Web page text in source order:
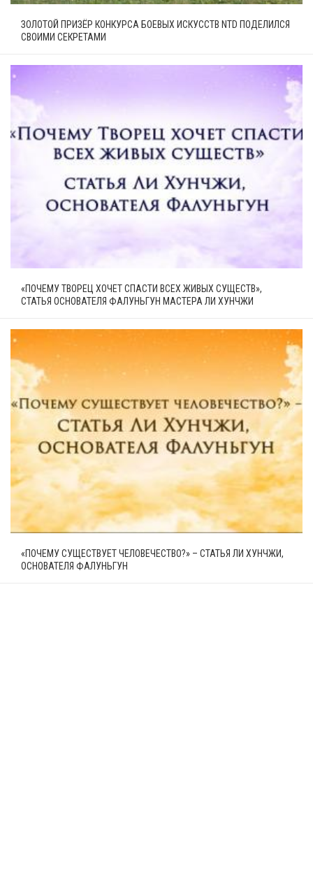
ЗОЛОТОЙ ПРИЗЁР КОНКУРСА БОЕВЫХ ИСКУССТВ NTD ПОДЕЛИЛСЯ
СВОИМИ СЕКРЕТАМИ
«ПОЧЕМУ ТВОРЕЦ ХОЧЕТ СПАСТИ ВСЕХ ЖИВЫХ СУЩЕСТВ»,
СТАТЬЯ ОСНОВАТЕЛЯ ФАЛУНЬГУН МАСТЕРА ЛИ ХУНЧЖИ
«ПОЧЕМУ СУЩЕСТВУЕТ ЧЕЛОВЕЧЕСТВО?» – СТАТЬЯ ЛИ ХУНЧЖИ,
ОСНОВАТЕЛЯ ФАЛУНЬГУН